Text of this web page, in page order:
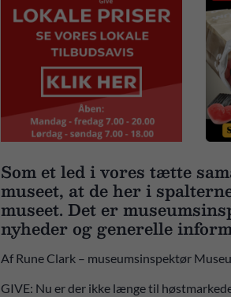
Som et led i vores tætte
museet, at de her i
museet. Det er
nyheder og generelle
Af Rune Clark – museumsinspektør
GIVE: Nu er der ikke længe til